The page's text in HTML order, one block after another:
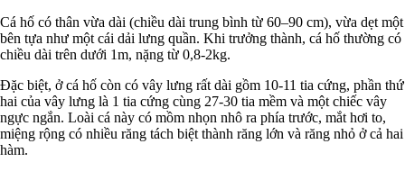
Cá hố có thân vừa dài (chiều dài trung bình từ 60–90 cm), vừa dẹt một
bên tựa như một cái dải lưng quần. Khi trưởng thành, cá hố thường có
chiều dài trên dưới 1m, nặng từ 0,8-2kg.
Đặc biệt, ở cá hố còn có vây lưng rất dài gồm 10-11 tia cứng, phần thứ
hai của vây lưng là 1 tia cứng cùng 27-30 tia mềm và một chiếc vây
ngực ngắn. Loài cá này có mồm nhọn nhô ra phía trước, mắt hơi to,
miệng rộng có nhiều răng tách biệt thành răng lớn và răng nhỏ ở cả hai
hàm.